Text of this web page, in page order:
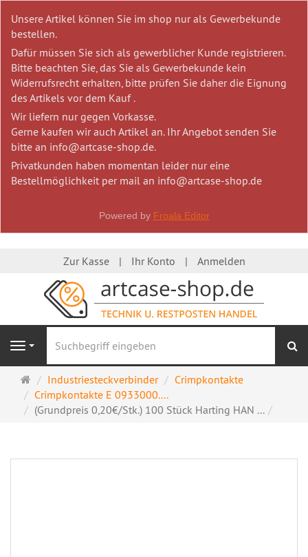
Unsere Artikel können Sie im shop nur als Gewerbekunde
bestellen.
Dafür müssen Sie sich als gewerblicher Kunde registrieren.
Bitte beachten Sie, das Sie als Gewerbekunde kein
Widerrufsrecht erhalten, bitte prüfen Sie daher die Eignung
des Artikels vor dem Kauf .
Wir liefern nur gegen Vorkasse.
Gerne kaufen wir auch Artikel an. Ihr Angebot senden Sie
bitte an info@artcase-shop.de.
Privatkunden haben momentan leider nur eine
Bestellmöglichkeit per mail an info@artcase-shop.de
Powered by Froala Editor
Zur Kasse Ihr Konto Anmelden
Navigation
Startseite
Industriesteckverbinder
Crimpkontakte
Crimpkontakte E 0933000....
(Grundpreis 0,20€/Stk.) 100 Stück Harting HAN ...